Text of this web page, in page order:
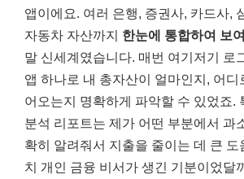
앱이에요. 여러 은행, 증권사, 카드사,
자동차 자산까지 한눈에 통합하여 보
말 신세계였습니다. 매번 여기저기 로
앱 하나로 내 총자산이 얼마인지, 어디
어오는지 명확하게 파악할 수 있었죠.
분석 리포트는 제가 어떤 부분에서 과
확히 알려줘서 지출을 줄이는 데 큰 도
치 개인 금융 비서가 생긴 기분이었달